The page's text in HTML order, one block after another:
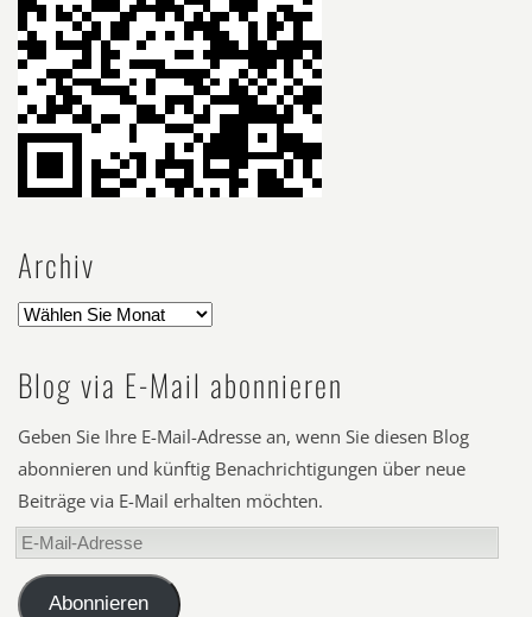
Archiv
Blog via E-Mail abonnieren
Geben Sie Ihre E-Mail-Adresse an, wenn Sie diesen Blog
abonnieren und künftig Benachrichtigungen über neue
Beiträge via E-Mail erhalten möchten.
E-
Mail-
AdresseAbonnieren